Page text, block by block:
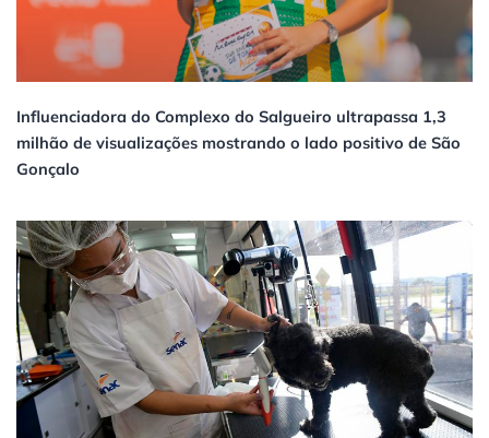
Influenciadora do Complexo do Salgueiro ultrapassa 1,3
milhão de visualizações mostrando o lado positivo de São
Gonçalo